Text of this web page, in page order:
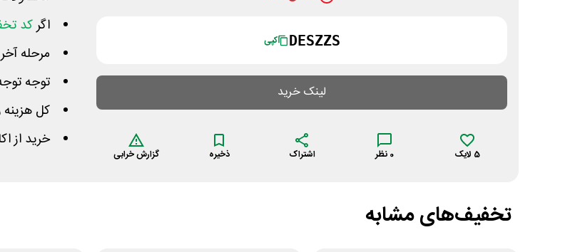
DESZZS کپی
لینک خرید
5 لایک 0 نظر اشتراک ذخیره گزارش خرابی
اگرکد
مرحله
توجه
کل هزینه
خرید از
تخفیف‌های مشابه